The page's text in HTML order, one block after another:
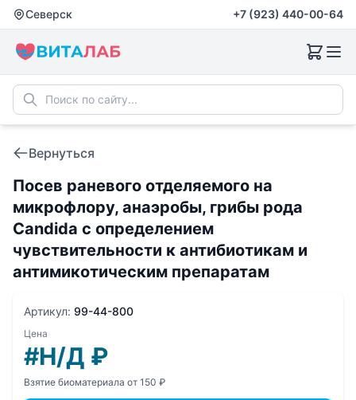
Северск +7 (923) 440-00-64
Вернуться
Посев раневого отделяемого на
микрофлору, анаэробы, грибы рода
Candida с определением
чувствительности к антибиотикам и
антимикотическим препаратам
Артикул: 99-44-800
Цена
#Н/Д ₽
Взятие биоматериала от 150 ₽